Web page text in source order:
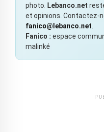
photo.
Lebanco.net
et opinions. Contactez-
fanico@lebanco.net
Fanico : espace
malinké